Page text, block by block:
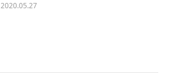
2020.05.27